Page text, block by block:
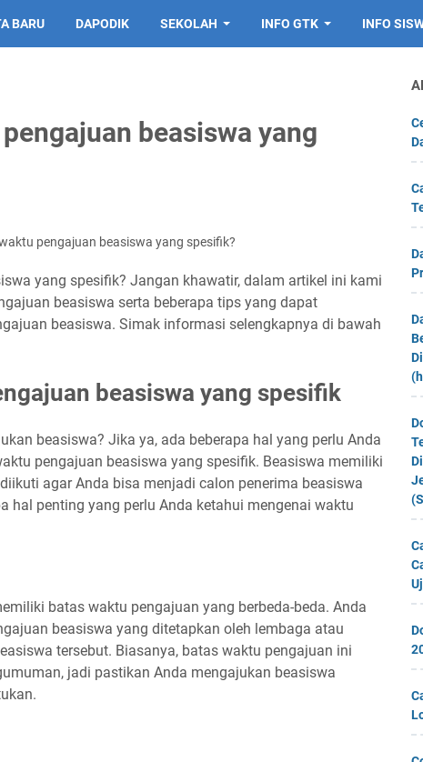
BARU DAPODIK SEKOLAH INFO GTK INFO
beasiswa yang
pengajuan beasiswa yang spesifik?
yang spesifik? Jangan khawatir, dalam artikel ini kami
beasiswa serta beberapa tips yang dapat
beasiswa. Simak informasi selengkapnya di bawah
beasiswa yang spesifik
beasiswa? Jika ya, ada beberapa hal yang perlu Anda
pengajuan beasiswa yang spesifik. Beasiswa memiliki
agar Anda bisa menjadi calon penerima beasiswa
hal penting yang perlu Anda ketahui mengenai waktu
batas waktu pengajuan yang berbeda-beda. Anda
beasiswa yang ditetapkan oleh lembaga atau
tersebut. Biasanya, batas waktu pengajuan ini
jadi pastikan Anda mengajukan beasiswa